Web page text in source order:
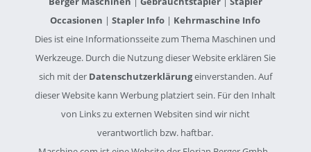
Occasionen |Stapler Info | Kehrmaschine Info
Dies ist eine Informationsseite zum Thema Maschinen und
Werkzeuge. Durch die Nutzung dieser Website erklären Sie
sich mit der Datenschutzerklärungeinverstanden. Auf
dieser Website kann Werbung platziert sein. Für den Inhalt
von Links zu externen Websiten sind wir nicht
verantwortlich bzw. haftbar.